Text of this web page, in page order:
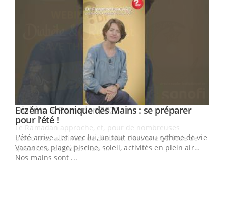
Youtube
Eczéma Chronique des Mains : se préparer
pour l’été !Youtube
L'été arrive… et avec lui, un tout nouveau rythme de vie !
Vacances, plage, piscine, soleil, activités en plein air…
Nos mains sont ...
Youtube
Diabète & Ramadan 2026Youtube
Le Ramadan approche, et, pour de nombreuses
personnes atteintes de diabète, c'est une période de
questions, de défis, mais ...